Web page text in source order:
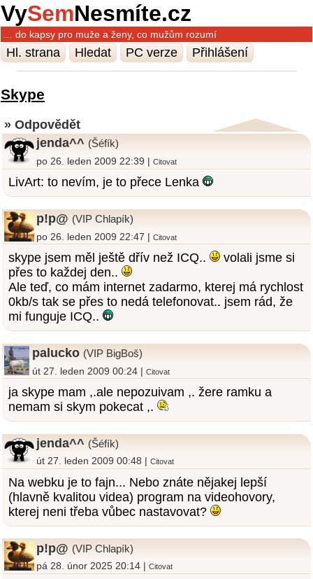
VySemNesmíte.cz
… do kapsy pro muže a ženy, co mužům rozumí
Hl. strana Hledat PC verze Přihlášení
Skype
» Odpovědět
jenda^^ (Šéfík)
po 26. leden 2009 22:39 |Citovat
LivArt: to nevím, je to přece Lenka
p!p@ (VIP Chlapík)
po 26. leden 2009 22:47 |Citovat
skype jsem měl ještě dřív než ICQ..
volali jsme si
přes to každej den..
Ale teď, co mám internet zadarmo, kterej má rychlost
0kb/s tak se přes to nedá telefonovat.. jsem rád, že
mi funguje ICQ..
palucko (VIP BigBoš)
út 27. leden 2009 00:24 | Citovat
ja skype mam ,.ale nepozuivam ,. žere ramku a
nemam si skym pokecat ,.
jenda^^ (Šéfík)
út 27. leden 2009 00:48 |Citovat
Na webku je to fajn... Nebo znáte nějakej lepší
(hlavně kvalitou videa) program na videohovory,
kterej neni třeba vůbec nastavovat?
p!p@ (VIP Chlapík)
pá 28. únor 2025 20:14 |Citovat